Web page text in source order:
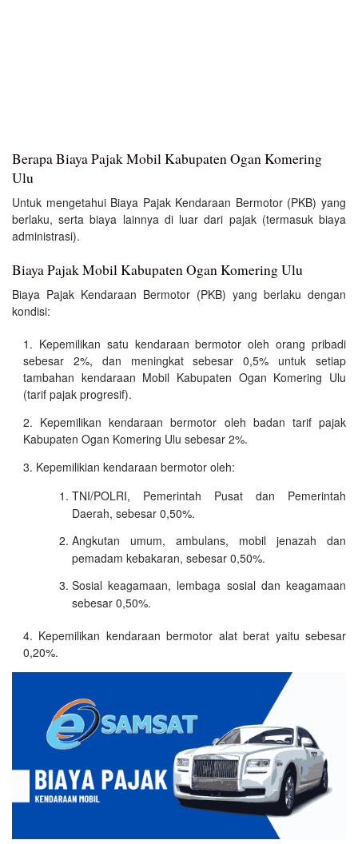
Berapa Biaya Pajak Mobil Kabupaten Ogan Komering
Ulu
Untuk mengetahui Biaya Pajak Kendaraan Bermotor (PKB) yang
berlaku, serta biaya lainnya di luar dari pajak (termasuk biaya
administrasi).
Biaya Pajak Mobil Kabupaten Ogan Komering Ulu
Biaya Pajak Kendaraan Bermotor (PKB) yang berlaku dengan
kondisi:
Kepemilikan satu kendaraan bermotor oleh orang pribadi
sebesar 2%, dan meningkat sebesar 0,5% untuk setiap
tambahan kendaraan Mobil Kabupaten Ogan Komering Ulu
(tarif pajak progresif).
Kepemilikan kendaraan bermotor oleh badan tarif pajak
Kabupaten Ogan Komering Ulu sebesar 2%.
Kepemilikian kendaraan bermotor oleh:
TNI/POLRI, Pemerintah Pusat dan Pemerintah
Daerah, sebesar 0,50%.
Angkutan umum, ambulans, mobil jenazah dan
pemadam kebakaran, sebesar 0,50%.
Sosial keagamaan, lembaga sosial dan keagamaan
sebesar 0,50%.
Kepemilikan kendaraan bermotor alat berat yaitu sebesar
0,20%.